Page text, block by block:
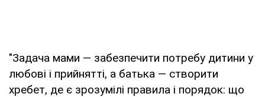
"Задача мами — забезпечити потребу дитини у
любові і прийнятті, а батька — створити
хребет, де є зрозумілі правила і порядок: що